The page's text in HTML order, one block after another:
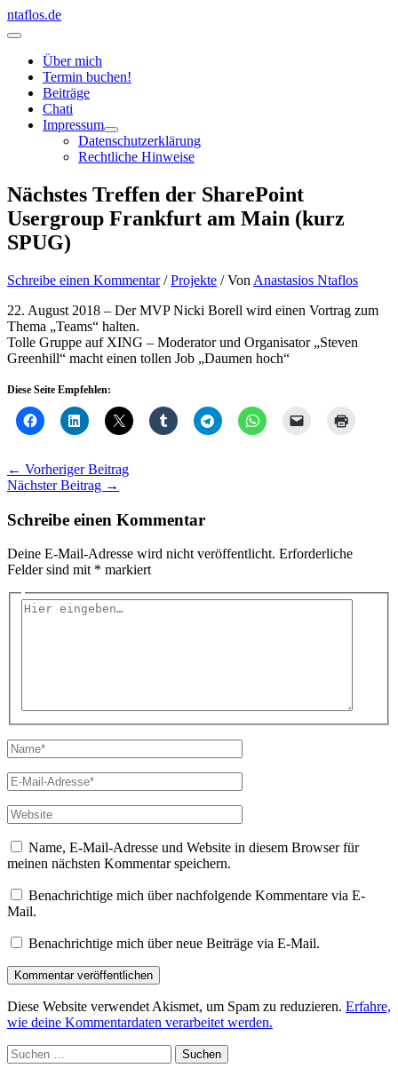
Zum
Inhalt
ntaflos.de
Hauptmenü
Über mich
Termin buchen!
Beiträge
Chati
Impressum
Datenschutzerklärung
Rechtliche Hinweise
Nächstes Treffen der SharePoint
Usergroup Frankfurt am Main (kurz
SPUG)
Schreibe einen Kommentar /Projekte / Von Anastasios Ntaflos
22. August 2018 – Der MVP Nicki Borell wird einen Vortrag zum
Thema „Teams“ halten.
Tolle Gruppe auf XING – Moderator und Organisator „Steven
Greenhill“ macht einen tollen Job „Daumen hoch“
Diese Seite Empfehlen:
← Vorheriger Beitrag
Nächster Beitrag →
Schreibe einen Kommentar
Deine E-Mail-Adresse wird nicht veröffentlicht. Erforderliche
Felder sind mit * markiert
Hier
Name*
E-
Mail-
Adresse*
Website
Name, E-Mail-Adresse und Website in diesem Browser für
meinen nächsten Kommentar speichern.
Benachrichtige mich über nachfolgende Kommentare via E-
Mail.
Benachrichtige mich über neue Beiträge via E-Mail.
Diese Website verwendet Akismet, um Spam zu reduzieren. Erfahre,
wie deine Kommentardaten verarbeitet werden.
Suchen
nach: